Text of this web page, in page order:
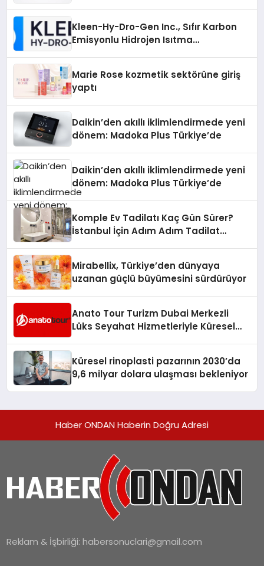
Kleen-Hy-Dro-Gen Inc., Sıfır Karbon
Emisyonlu Hidrojen Isıtma
Marie Rose kozmetik sektörüne giriş
yaptı
Daikin’den akıllı iklimlendirmede yeni
dönem: Madoka Plus Türkiye’de
Daikin’den akıllı iklimlendirmede yeni
dönem: Madoka Plus Türkiye’de
Komple Ev Tadilatı Kaç Gün Sürer?
İstanbul İçin Adım Adım Tadilat
Mirabellix, Türkiye’den dünyaya
uzanan güçlü büyümesini sürdürüyor
Anato Tour Turizm Dubai Merkezli
Lüks Seyahat Hizmetleriyle Küresel
Küresel rinoplasti pazarının 2030’da
9,6 milyar dolara ulaşması bekleniyor
Haber ONDAN Haberin Doğru Adresi
Reklam & İşbirliği:habersonuclari@gmail.com